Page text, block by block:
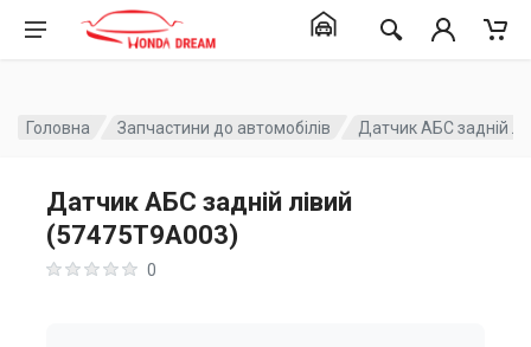
Головна Запчастини до автомобілів Датчик АБС задній
Датчик АБС задній лівий
(57475T9A003)
0